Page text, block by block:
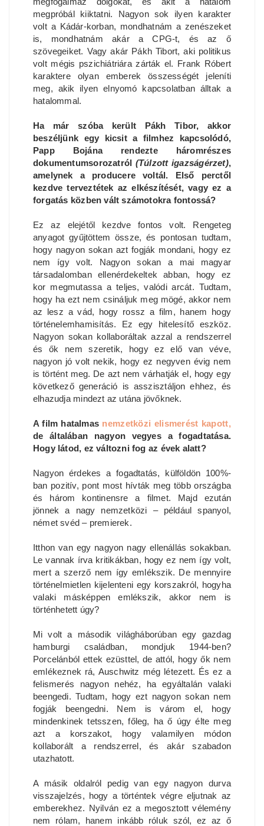
megpróbál kiiktatni. Nagyon sok ilyen karakter
volt a Kádár-korban, mondhatnám a zenészeket
is, mondhatnám akár a CPG-t, és az ő
szövegeiket. Vagy akár Pákh Tibort, aki politikus
volt mégis pszichiátriára zárták el. Frank Róbert
karaktere olyan emberek összességét jeleníti
meg, akik ilyen elnyomó kapcsolatban álltak a
hatalommal.
Ha már szóba került Pákh Tibor, akkor
beszéljünk egy kicsit a filmhez kapcsolódó,
Papp Bojána rendezte háromrészes
dokumentumsorozatról (Túlzott igazságérzet),
amelynek a producere voltál. Első perctől
kezdve terveztétek az elkészítését, vagy ez a
forgatás közben vált számotokra fontossá?
Ez az elejétől kezdve fontos volt. Rengeteg
anyagot gyűjtöttem össze, és pontosan tudtam,
hogy nagyon sokan azt fogják mondani, hogy ez
nem így volt. Nagyon sokan a mai magyar
társadalomban ellenérdekeltek abban, hogy ez
kor megmutassa a teljes, valódi arcát. Tudtam,
hogy ha ezt nem csináljuk meg mögé, akkor nem
az lesz a vád, hogy rossz a film, hanem hogy
történelemhamisítás. Ez egy hitelesítő eszköz.
Nagyon sokan kollaboráltak azzal a rendszerrel
és ők nem szeretik, hogy ez elő van véve,
nagyon jó volt nekik, hogy ez negyven évig nem
is történt meg. De azt nem várhatják el, hogy egy
következő generáció is asszisztáljon ehhez, és
elhazudja mindezt az utána jövőknek.
A film hatalmas nemzetközi elismerést kapott,
de általában nagyon vegyes a fogadtatása.
Hogy látod, ez változni fog az évek alatt?
Nagyon érdekes a fogadtatás, külföldön 100%-
ban pozitív, pont most hívták meg több országba
és három kontinensre a filmet. Majd ezután
jönnek a nagy nemzetközi – például spanyol,
német svéd – premierek.
Itthon van egy nagyon nagy ellenállás sokakban.
Le vannak írva kritikákban, hogy ez nem így volt,
mert a szerző nem így emlékszik. De mennyire
történelmietlen kijelenteni egy korszakról, hogyha
valaki másképpen emlékszik, akkor nem is
történhetett úgy?
Mi volt a második világháborúban egy gazdag
hamburgi családban, mondjuk 1944-ben?
Porcelánból ettek ezüsttel, de attól, hogy ők nem
emlékeznek rá, Auschwitz még létezett. És ez a
felismerés nagyon nehéz, ha egyáltalán valaki
beengedi. Tudtam, hogy ezt nagyon sokan nem
fogják beengedni. Nem is várom el, hogy
mindenkinek tetsszen, főleg, ha ő úgy élte meg
azt a korszakot, hogy valamilyen módon
kollaborált a rendszerrel, és akár szabadon
utazhatott.
A másik oldalról pedig van egy nagyon durva
visszajelzés, hogy a történtek végre eljutnak az
emberekhez. Nyilván ez a megosztott vélemény
nem rólam, hanem inkább róluk szól, ez az ő